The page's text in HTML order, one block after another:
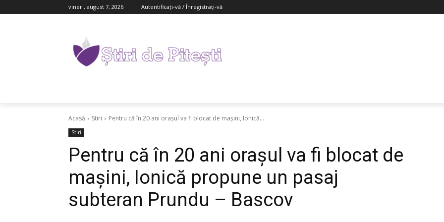
vineri, august 7, 2026 Autentificați-vă / Înregistrați-vă
Acasă Stiri Pentru că în 20 ani oraşul va fi blocat de maşini, Ionică...
Stiri
Pentru că în 20 ani oraşul va fi blocat de
maşini, Ionică propune un pasaj
subteran Prundu – Bascov